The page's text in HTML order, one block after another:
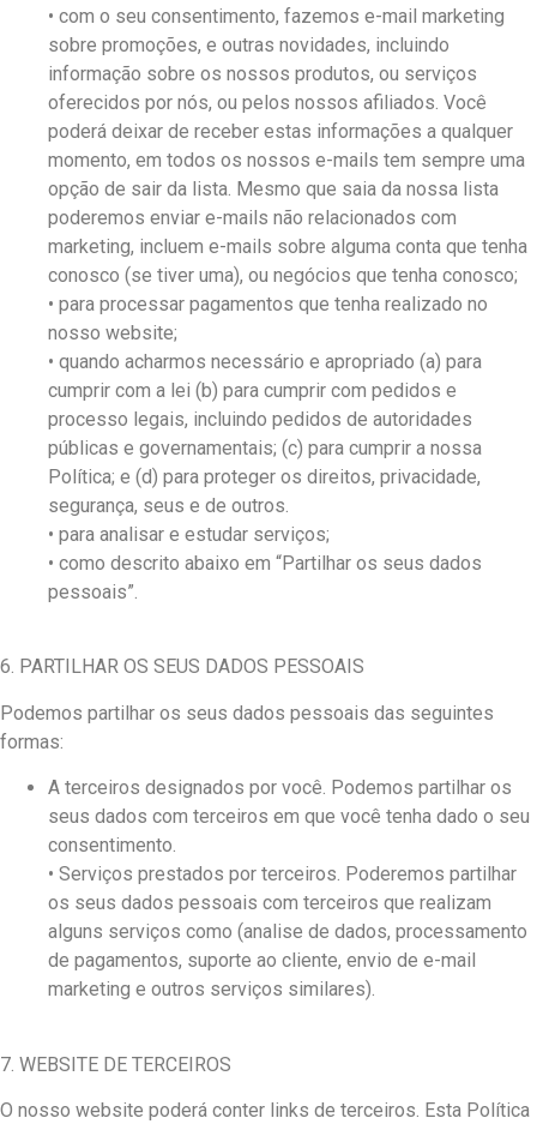
• com o seu consentimento, fazemos e-mail marketing
sobre promoções, e outras novidades, incluindo
informação sobre os nossos produtos, ou serviços
oferecidos por nós, ou pelos nossos afiliados. Você
poderá deixar de receber estas informações a qualquer
momento, em todos os nossos e-mails tem sempre uma
opção de sair da lista. Mesmo que saia da nossa lista
poderemos enviar e-mails não relacionados com
marketing, incluem e-mails sobre alguma conta que tenha
conosco (se tiver uma), ou negócios que tenha conosco;
• para processar pagamentos que tenha realizado no
nosso website;
• quando acharmos necessário e apropriado (a) para
cumprir com a lei (b) para cumprir com pedidos e
processo legais, incluindo pedidos de autoridades
públicas e governamentais; (c) para cumprir a nossa
Política; e (d) para proteger os direitos, privacidade,
segurança, seus e de outros.
• para analisar e estudar serviços;
• como descrito abaixo em “Partilhar os seus dados
pessoais”.
6. PARTILHAR OS SEUS DADOS PESSOAIS
Podemos partilhar os seus dados pessoais das seguintes
formas:
A terceiros designados por você. Podemos partilhar os
seus dados com terceiros em que você tenha dado o seu
consentimento.
• Serviços prestados por terceiros. Poderemos partilhar
os seus dados pessoais com terceiros que realizam
alguns serviços como (analise de dados, processamento
de pagamentos, suporte ao cliente, envio de e-mail
marketing e outros serviços similares).
7. WEBSITE DE TERCEIROS
O nosso website poderá conter links de terceiros. Esta Política